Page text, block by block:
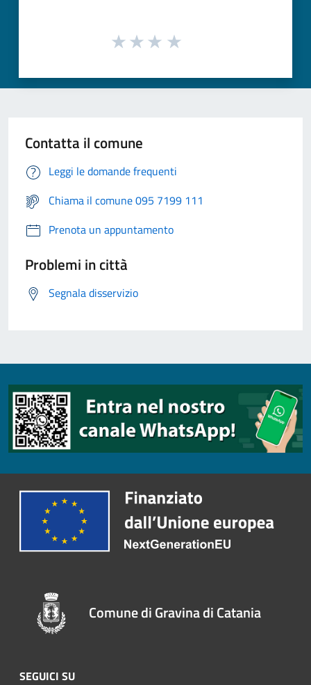
Contatta il comune
Leggi le domande frequenti
Chiama il comune 095 7199 111
Prenota un appuntamento
Problemi in città
Segnala disservizio
Comune di Gravina di Catania
SEGUICI SU